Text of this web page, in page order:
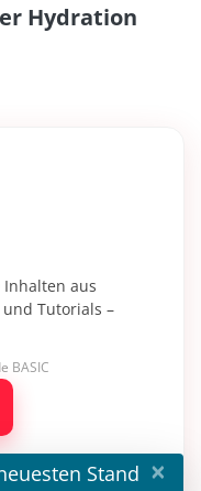
Hydration
Inhalten aus
Tutorials –
BASIC
Stand ×